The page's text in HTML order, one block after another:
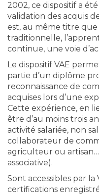
2002, ce dispositif a
validation des acquis
est, au même titre
traditionnelle,
continue, une voie
Le dispositif VAE
partie d’un diplôme
reconnaissance de
acquises lors d’une
Cette expérience, en
être d’au moins trois
activité salariée, non
collaborateur de
agriculteur ou
associative).
Sont accessibles par la
certifications